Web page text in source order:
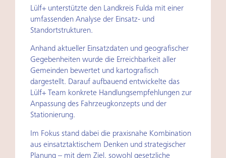
Lülf+ unterstützte den Landkreis Fulda mit einer
umfassenden Analyse der Einsatz- und
Standortstrukturen.
Anhand aktueller Einsatzdaten und geografischer
Gegebenheiten wurde die Erreichbarkeit aller
Gemeinden bewertet und kartografisch
dargestellt. Darauf aufbauend entwickelte das
Lülf+ Team konkrete Handlungsempfehlungen zur
Anpassung des Fahrzeugkonzepts und der
Stationierung.
Im Fokus stand dabei die praxisnahe Kombination
aus einsatztaktischem Denken und strategischer
Planung – mit dem Ziel, sowohl gesetzliche